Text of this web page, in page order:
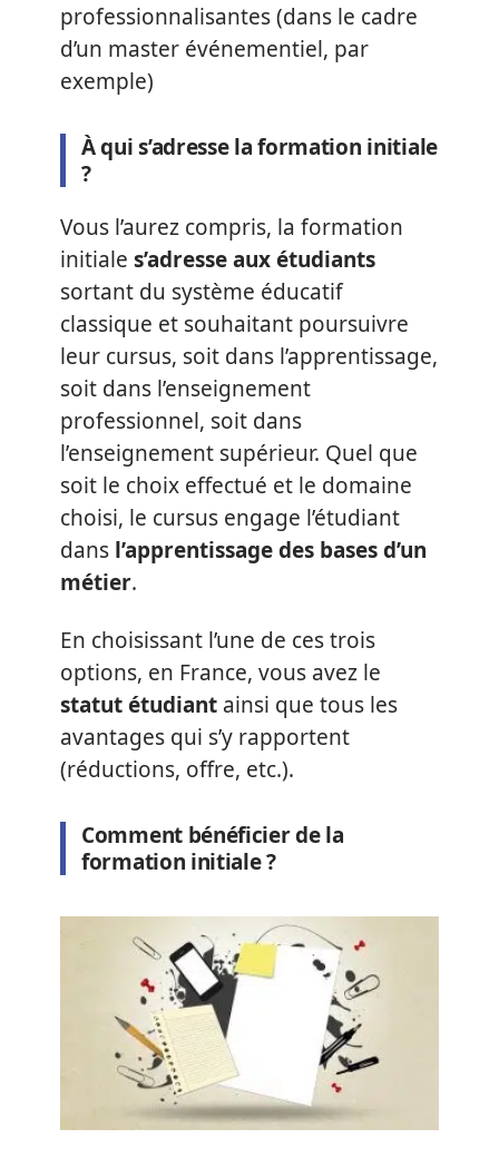
professionnalisantes (dans le cadre
d’un master événementiel, par
exemple)
À qui s’adresse la formation initiale
?
Vous l’aurez compris, la formation
initiale s’adresse aux étudiants
sortant du système éducatif
classique et souhaitant poursuivre
leur cursus, soit dans l’apprentissage,
soit dans l’enseignement
professionnel, soit dans
l’enseignement supérieur. Quel que
soit le choix effectué et le domaine
choisi, le cursus engage l’étudiant
dans l’apprentissage des bases d’un
métier.
En choisissant l’une de ces trois
options, en France, vous avez le
statut étudiant ainsi que tous les
avantages qui s’y rapportent
(réductions, offre, etc.).
Comment bénéficier de la
formation initiale ?